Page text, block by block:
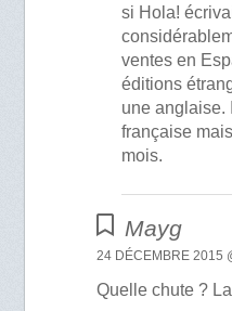
si Hola!
ventes en
éditions
une anglaise.
française
mois.
Mayg
24 DÉCEMBRE 2015
Quelle chute ?